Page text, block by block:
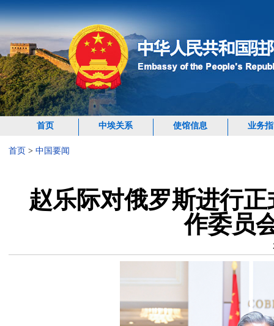
首页 中埃关系 使馆信息 业务
首页 > 中国要闻
赵乐际对俄罗斯进行
作委员